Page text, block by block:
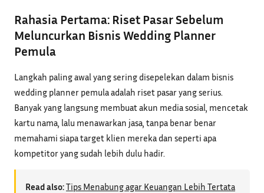
Rahasia Pertama: Riset Pasar Sebelum
Meluncurkan Bisnis Wedding Planner
Pemula
Langkah paling awal yang sering disepelekan dalam bisnis
wedding planner pemula adalah riset pasar yang serius.
Banyak yang langsung membuat akun media sosial, mencetak
kartu nama, lalu menawarkan jasa, tanpa benar benar
memahami siapa target klien mereka dan seperti apa
kompetitor yang sudah lebih dulu hadir.
Read also:Tips Menabung agar Keuangan Lebih Tertata